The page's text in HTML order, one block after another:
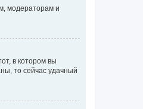
модераторам и
в котором вы
то сейчас удачный